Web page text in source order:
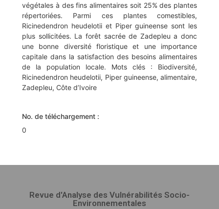
végétales à des fins alimentaires soit 25% des plantes
répertoriées. Parmi ces plantes comestibles,
Ricinedendron heudelotii et Piper guineense sont les
plus sollicitées. La forêt sacrée de Zadepleu a donc
une bonne diversité floristique et une importance
capitale dans la satisfaction des besoins alimentaires
de la population locale. Mots clés : Biodiversité,
Ricinedendron heudelotii, Piper guineense, alimentaire,
Zadepleu, Côte d’Ivoire
No. de téléchargement :
0
Revue d'Analyse des Vulnérabilités Socio-
Environnementales